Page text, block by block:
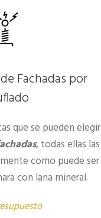
Fachadas por
que se pueden elegir
, todas ellas las
como puede ser
con lana mineral.